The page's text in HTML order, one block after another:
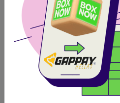
πάχος (με
χειρολαβή)
Άμεση
Αποστολή
Πανελλαδικά
Δωρεάν
Παραλαβή από
BOX NOW